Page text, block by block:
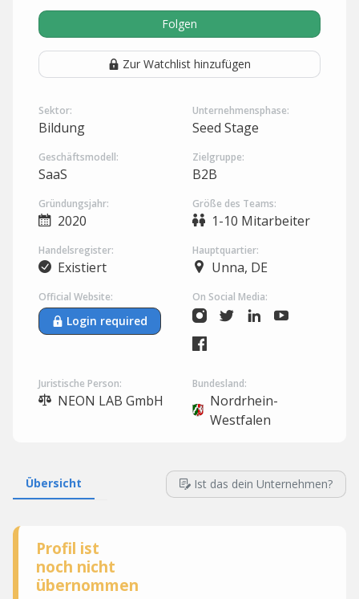
Folgen
Zur Watchlist hinzufügen
Sektor:
Bildung
Unternehmensphase:
Seed Stage
Geschäftsmodell:
SaaS
Zielgruppe:
B2B
Gründungsjahr:
2020
Größe des Teams:
1-10 Mitarbeiter
Handelsregister:
Existiert
Hauptquartier:
Unna, DE
Official Website:
Login required
On Social Media:
Juristische Person:
NEON LAB GmbH
Bundesland:
Nordrhein-
Westfalen
Übersicht Ist das dein Unternehmen?
Profil ist
noch nicht
übernommen